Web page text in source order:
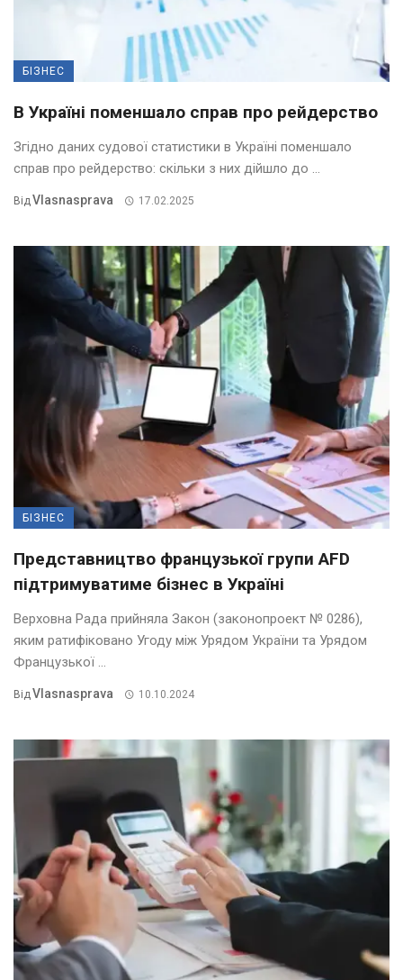
БІЗНЕС
В Україні поменшало справ про рейдерство
Згідно даних судової статистики в Україні поменшало
справ про рейдерство: скільки з них дійшло до ...
ВідVlasnasprava 17.02.2025
БІЗНЕС
Представництво французької групи AFD
підтримуватиме бізнес в Україні
Верховна Рада прийняла Закон (законопроект № 0286),
яким ратифіковано Угоду між Урядом України та Урядом
Французької ...
Від Vlasnasprava 10.10.2024